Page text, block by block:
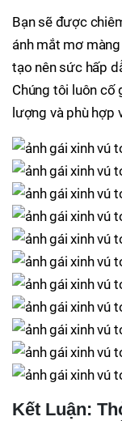
Bạn sẽ được
ánh mắt mơ
tạo nên sức hấp
Chúng tôi luôn cố
lượng và phù hợp
Kết Luận: